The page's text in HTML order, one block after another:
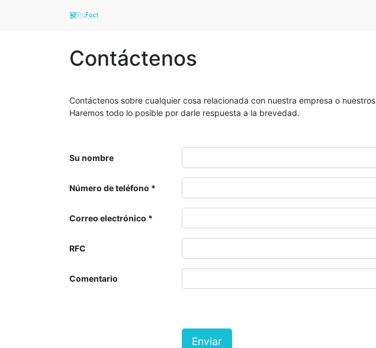
Contáctenos
Contáctenos sobre cualquier cosa relacionada con nuestra empresa o
Haremos todo lo posible por darle respuesta a la brevedad.
Su nombre
Número de teléfono
Correo electrónico
RFC
Comentario
Enviar